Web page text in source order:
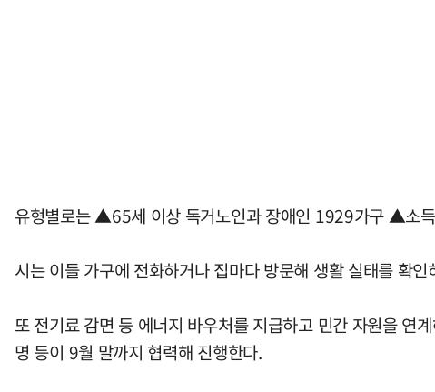
유형별로는 ▲65세 이상 독거노인과 장애인 1929가구 ▲소
시는 이들 가구에 전화하거나 집마다 방문해 생활 실태를 확
또 전기료 감면 등 에너지 바우처를 지급하고 민간 자원을 연
명 등이 9월 말까지 협력해 진행한다.